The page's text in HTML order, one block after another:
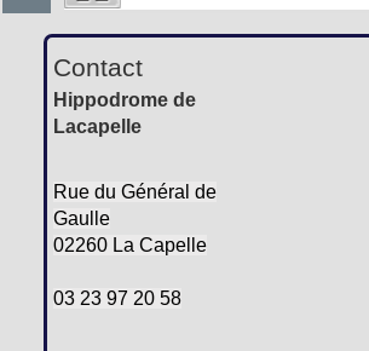
Contact
Hippodrome de
Lacapelle
Rue du Général de
Gaulle
02260 La Capelle
03 23 97 20 58